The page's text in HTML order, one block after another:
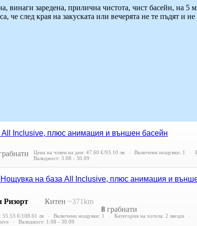
винаги заредена, прилична чистота, чист басейн, на
след края на закуската или вечерята не те пъдят и
Inclusive, плюс анимация и външен басейн
Цена на човек на ден: 47.60 €/93.10 лв Включени нощувки: 1
Валидност: 3.08 - 30.09
Нощувка на база All Inclusive, плюс анимация и
Ризорт
Китен ~371km
8 грабнати
55.53 €/108.61 лв Включени нощувки: 1
Категория на хотела: 2 звезди
Валидност: 1.08 - 30.09